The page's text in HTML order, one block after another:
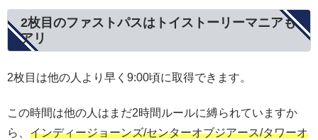
2枚目のファストパスはトイストーリーマニアも
アリ
2枚目は他の人より早く9:00頃に取得できます。
この時間は他の人はまだ2時間ルールに縛られていますか
ら、 インディージョーンズ/センターオブジアース/タワーオ